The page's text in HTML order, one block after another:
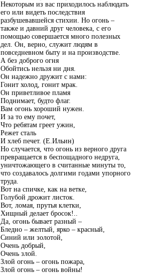
Некоторым из вас приходилось наблюдать
его или видеть последствия
разбушевавшейся стихии. Но огонь –
также и давний друг человека, с его
помощью совершается много полезных
дел. Он, верно, служит людям в
повседневном быту и на производстве.
А без доброго огня
Обойтись нельзя ни дня.
Он надежно дружит с нами:
Гонит холод, гонит мрак.
Он приветливое пламя
Поднимает, будто флаг.
Вам огонь хороший нужен.
И за то ему почет,
Что ребятам греет ужин,
Режет сталь
И хлеб печет. (Е.Ильин)
Но случается, что огонь из верного друга
превращается в беспощадного недруга,
уничтожающего в считанные минуты то,
что создавалось долгими годами упорного
труда.
Вот на спичке, как на ветке,
Голубой дрожит листок.
Вот, ломая, прутья клетки,
Хищный делает бросок!..
Да, огонь бывает разный –
Бледно – желтый, ярко – красный,
Синий или золотой,
Очень добрый,
Очень злой.
Злой огонь – огонь пожара,
Злой огонь – огонь войны!